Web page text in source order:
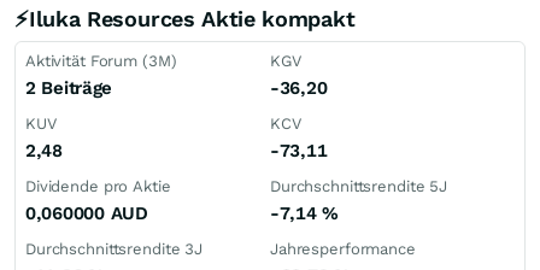
⚡Iluka Resources Aktie kompakt
Aktivität Forum (3M)
2 Beiträge
KGV
-36,20
KUV
2,48
KCV
-73,11
Dividende pro Aktie
0,060000 AUD
Durchschnittsrendite 5J
-7,14%
Durchschnittsrendite 3J Jahresperformance